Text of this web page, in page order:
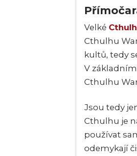
Velké
Cthulhu
kultů, tedy
V
Cthulhu
Jsou tedy
Cthulhu je
používat
odemykají